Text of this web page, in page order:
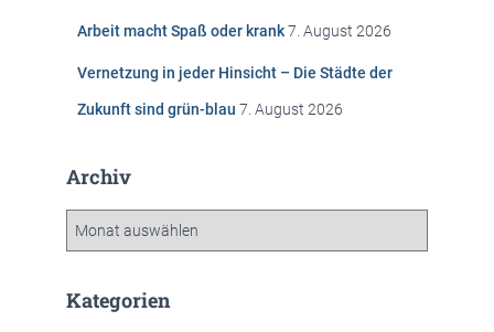
Arbeit macht Spaß oder krank7. August 2026
Vernetzung in jeder Hinsicht – Die Städte der
Zukunft sind grün-blau 7. August 2026
Archiv
h
Kategorien